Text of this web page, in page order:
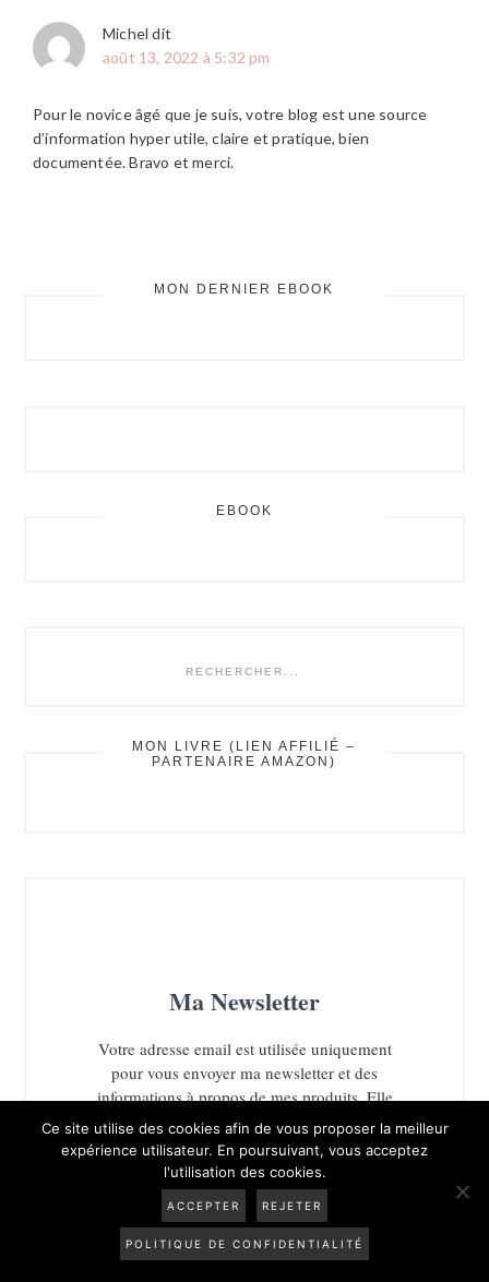
Michel dit
août 13, 2022 à 5:32 pm
Pour le novice âgé que je suis, votre blog est une source
d’information hyper utile, claire et pratique, bien
documentée. Bravo et merci.
MON DERNIER EBOOK
EBOOK
MON LIVRE (LIEN AFFILIÉ –
PARTENAIRE AMAZON)
Ce site utilise des cookies afin de vous proposer la meilleur
expérience utilisateur. En poursuivant, vous acceptez
l'utilisation des cookies.
ACCEPTER REJETER
POLITIQUE DE CONFIDENTIALITÉ